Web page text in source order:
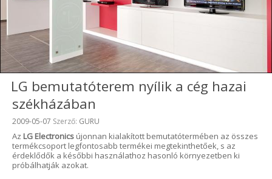
LG bemutatóterem nyílik a cég hazai
székházában
Beküldve:
2009-05-07 Szerző: GURU
Az LG Electronics újonnan kialakított bemutatótermében az összes
termékcsoport legfontosabb termékei megtekinthetőek, s az
érdeklődők a későbbi használathoz hasonló környezetben ki
próbálhatják azokat.